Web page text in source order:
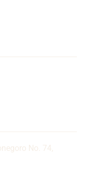
No. 74,